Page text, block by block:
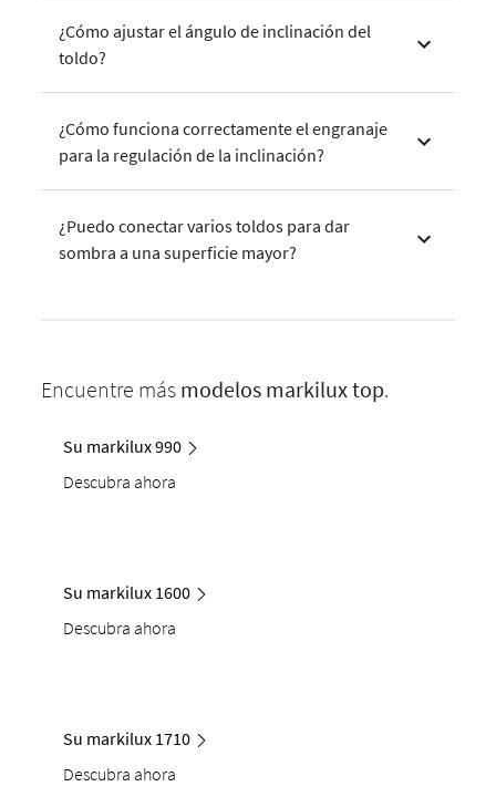
¿Cómo ajustar el ángulo de inclinación del
toldo?
¿Cómo funciona correctamente el engranaje
para la regulación de la inclinación?
¿Puedo conectar varios toldos para dar
sombra a una superficie mayor?
Encuentre más modelos markiluxtop.
Su markilux 990
Descubra ahora
Su markilux 1600
Descubra ahora
Su markilux 1710
Descubra ahora